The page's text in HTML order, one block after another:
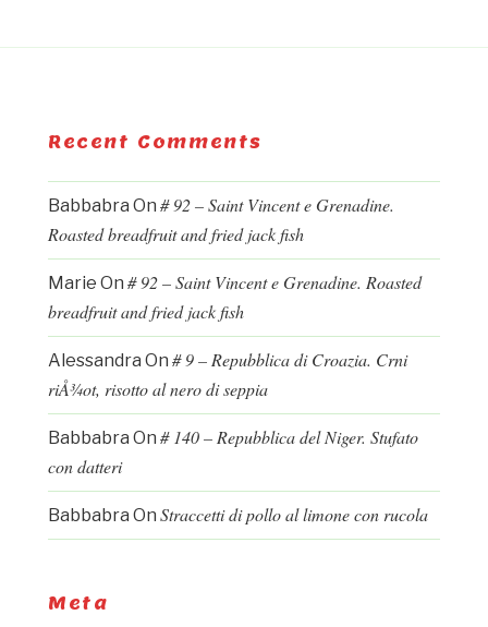
Recent Comments
Babbabra On # 92 – Saint Vincent e Grenadine.
Roasted breadfruit and fried jack fish
Marie On # 92 – Saint Vincent e Grenadine. Roasted
breadfruit and fried jack fish
Alessandra On # 9 – Repubblica di Croazia. Crni
riÅ¾ot, risotto al nero di seppia
Babbabra On # 140 – Repubblica del Niger. Stufato
con datteri
Babbabra On Straccetti di pollo al limone con rucola
Meta